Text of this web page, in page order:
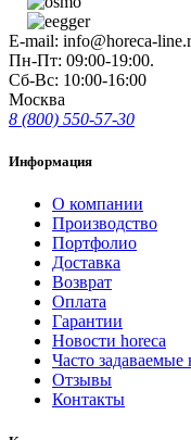
E-mail: info@horeca-
Пн-Пт: 09:00-19:00.
Сб-Вс: 10:00-16:00
Москва
8 (800) 550-57-30
Информация
О компании
Производство
Портфолио
Доставка
Возврат
Оплата
Гарантии
Новости horeca
Часто задаваемые
Отзывы
Контакты